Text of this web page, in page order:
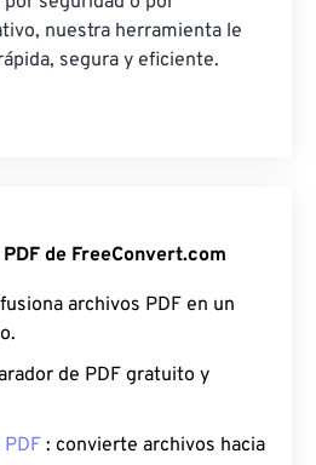
nuestra herramienta le
segura y eficiente.
de FreeConvert.com
archivos PDF en un
de PDF gratuito y
: convierte archivos hacia